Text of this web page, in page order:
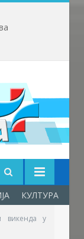
КУЛТУРА
викенда у